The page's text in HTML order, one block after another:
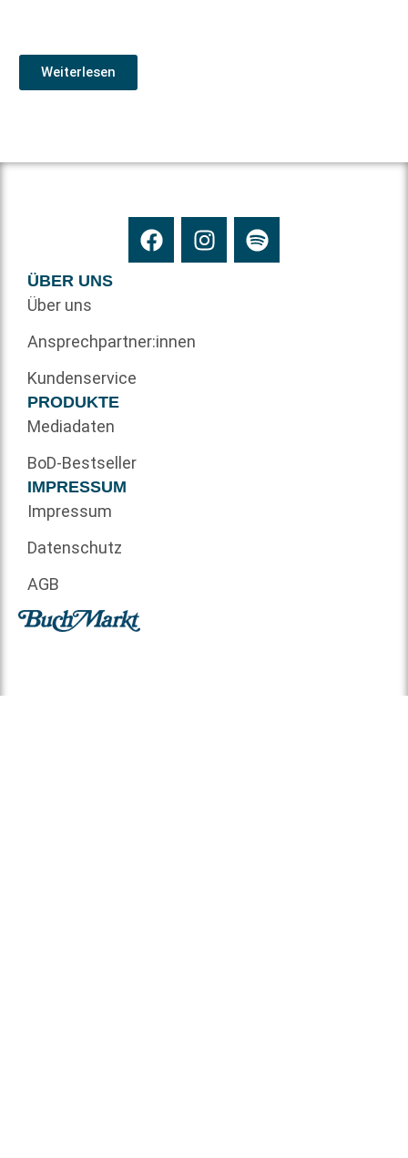
Weiterlesen
ÜBER UNS
Über uns
Ansprechpartner:innen
Kundenservice
PRODUKTE
Mediadaten
BoD-Bestseller
IMPRESSUM
Impressum
Datenschutz
AGB